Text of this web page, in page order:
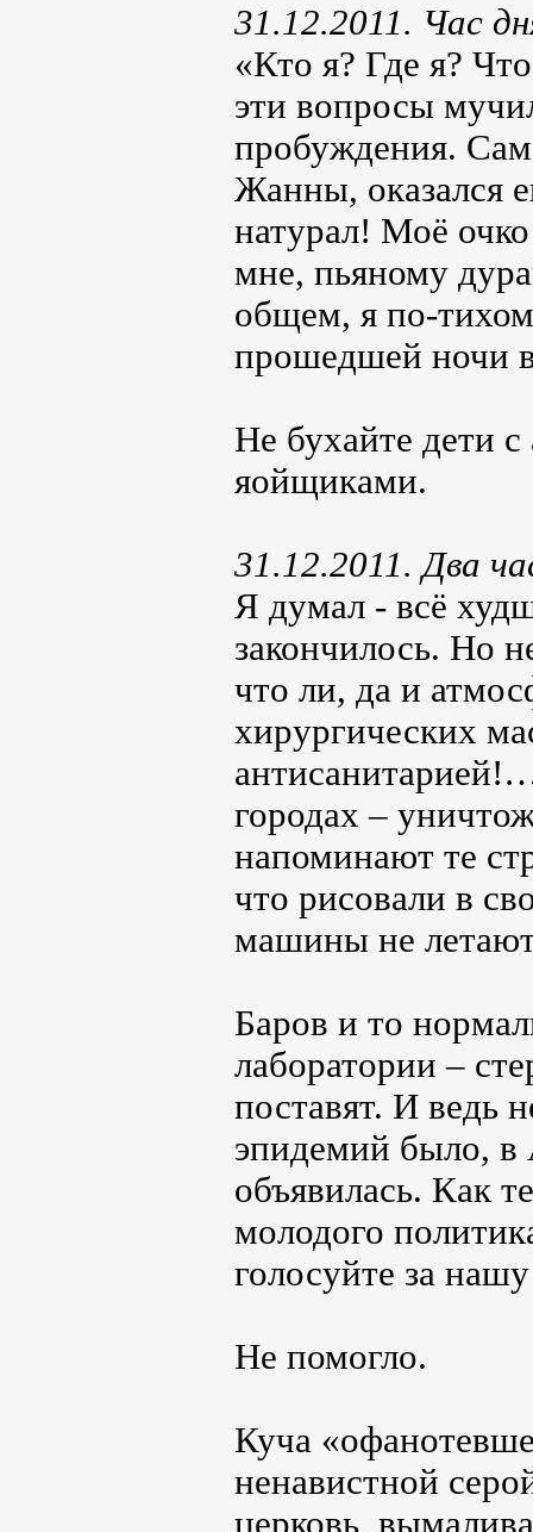
31.12.2011. Час
«Кто я? Где я?
эти вопросы
пробуждения.
Жанны, оказался
натурал! Моё
мне, пьяному
общем, я по-
прошедшей ночи
Не бухайте дети
яойщиками.
31.12.2011. Два
Я думал - всё
закончилось. Но
что ли, да и
хирургических
городах –
напоминают те
что рисовали в
машины не
Баров и то
лаборатории –
поставят. И ведь
эпидемий было, в
объявилась. Как
молодого
голосуйте за
Не помогло.
Куча
ненавистной
церковь,